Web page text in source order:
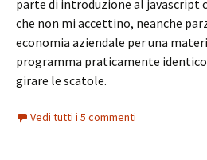
parte di introduzione al javascript
che non mi accettino, neanche
economia aziendale per una
programma praticamente
girare le scatole.
Vedi tutti i 5 commenti